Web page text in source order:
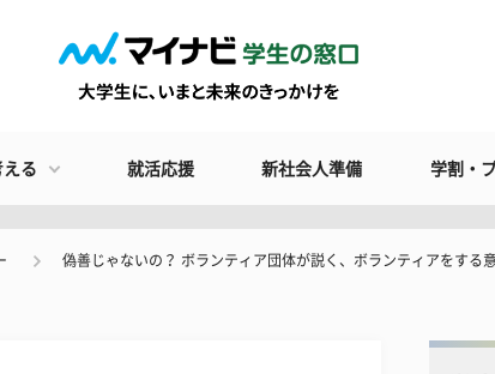
る 就活応援 新社会人準備 学割・
偽善じゃないの？ ボランティア団体が説く、ボランティアをする